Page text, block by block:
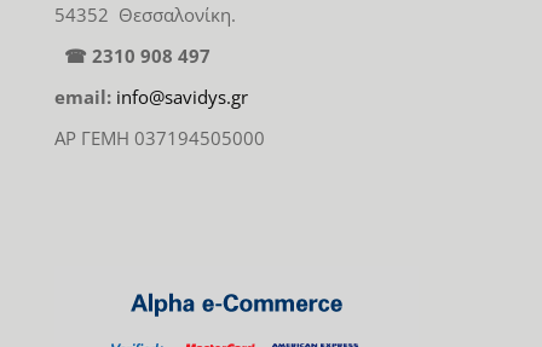
54352 Θεσσαλονίκη.
☎ 2310 908 497
email: info@savidys.gr
ΑΡ ΓΕΜΗ 037194505000